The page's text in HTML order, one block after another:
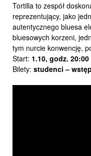
Tortilla to zespół
reprezentujący, jako
autentycznego bluesa
bluesowych korzeni,
tym nurcie konwencję,
Start: 1.10, godz. 20:00
Bilety: studenci –